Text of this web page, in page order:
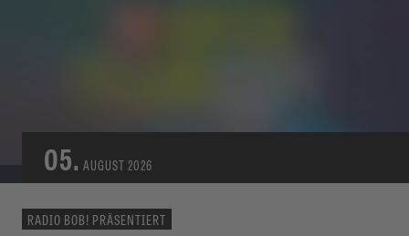
05. AUGUST 2026
RADIO BOB! PRÄSENTIERT